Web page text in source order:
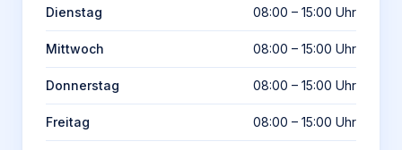
Dienstag 08:00 – 15:00 Uhr
Mittwoch 08:00 – 15:00 Uhr
Donnerstag 08:00 – 15:00 Uhr
Freitag 08:00 – 15:00 Uhr